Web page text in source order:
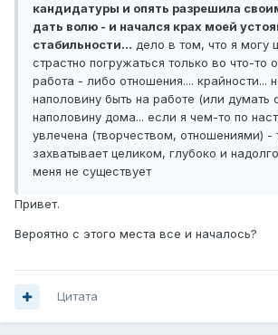
кандидатуры и опять разрешила
дать волю - и начался крах моей
стабильности... дело в том, что я могу
страстно погружаться только во что-то
работа - либо отношения.... крайности...
наполовину быть на работе (или думать
наполовину дома... если я чем-то по
увлечена (творчеством, отношениями) -
захватывает целиком, глубоко и
меня не существует
Привет.
Вероятно с этого места все и началось?
Цитата